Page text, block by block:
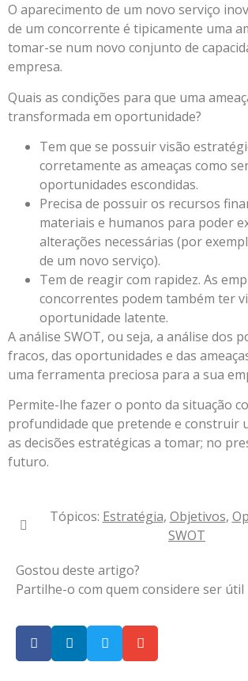
O aparecimento de um novo serviço
de um concorrente é tipicamente uma
tomar-se num novo conjunto de
empresa.
Quais as condições para que uma
transformada em oportunidade?
Tem que se possuir visão
corretamente as ameaças como
oportunidades escondidas.
Precisa de possuir os recursos
materiais e humanos para poder
alterações necessárias (por
de um novo serviço).
Tem de reagir com rapidez. As
concorrentes podem também ter
oportunidade latente.
A análise SWOT, ou seja, a análise dos
fracos, das oportunidades e das
uma ferramenta preciosa para a sua
Permite-lhe fazer o ponto da situação
profundidade que pretende e construir
as decisões estratégicas a tomar; no
futuro.
Tópicos: Estratégia, Objetivos,
SWOT
Gostou deste artigo?
Partilhe-o com quem considere ser útil